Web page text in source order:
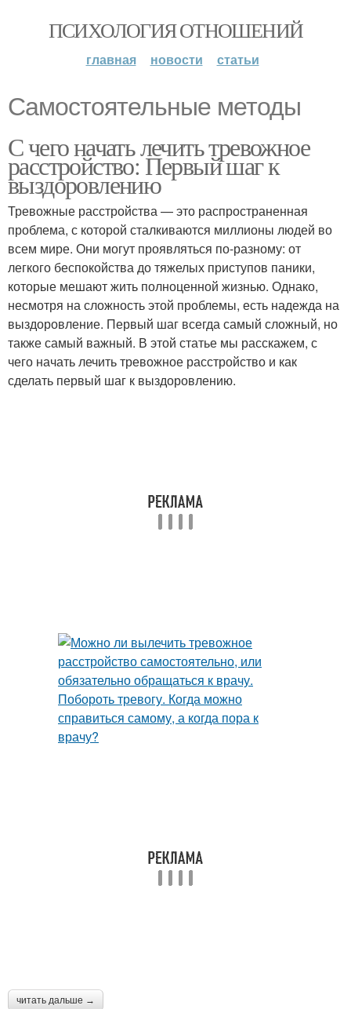
ПСИХОЛОГИЯ ОТНОШЕНИЙ
главная новости статьи
Самостоятельные методы
С чего начать лечить тревожное
расстройство: Первый шаг к
выздоровлению
Тревожные расстройства — это распространенная
проблема, с которой сталкиваются миллионы людей во
всем мире. Они могут проявляться по-разному: от
легкого беспокойства до тяжелых приступов паники,
которые мешают жить полноценной жизнью. Однако,
несмотря на сложность этой проблемы, есть надежда на
выздоровление. Первый шаг всегда самый сложный, но
также самый важный. В этой статье мы расскажем, с
чего начать лечить тревожное расстройство и как
сделать первый шаг к выздоровлению.
читать дальше →